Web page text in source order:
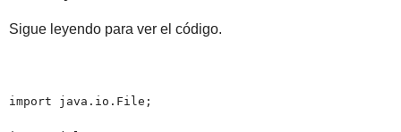
Sigue leyendo para ver el código.
import java.io.File;